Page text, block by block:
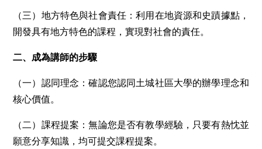
（三）地方特色與社會責任：利用在地資源和史蹟據點，
開發具有地方特色的課程，實現對社會的責任。
二、成為講師的步驟
（一）認同理念：確認您認同土城社區大學的辦學理念和
核心價值。
（二）課程提案：無論您是否有教學經驗，只要有熱忱並
願意分享知識，均可提交課程提案。